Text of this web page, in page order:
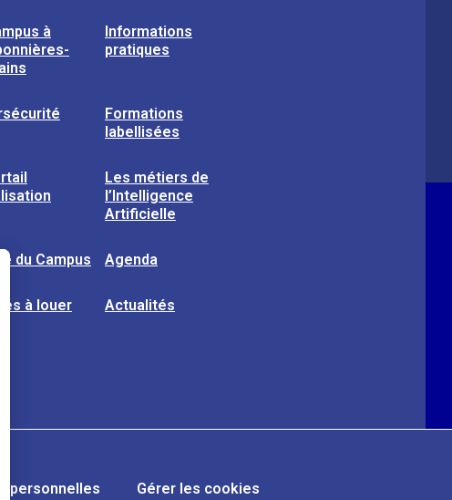
à
Informations
pratiques
Formations
labellisées
Les métiers de
l’Intelligence
Artificielle
du Campus Agenda
à louer Actualités
personnelles Gérer les cookies